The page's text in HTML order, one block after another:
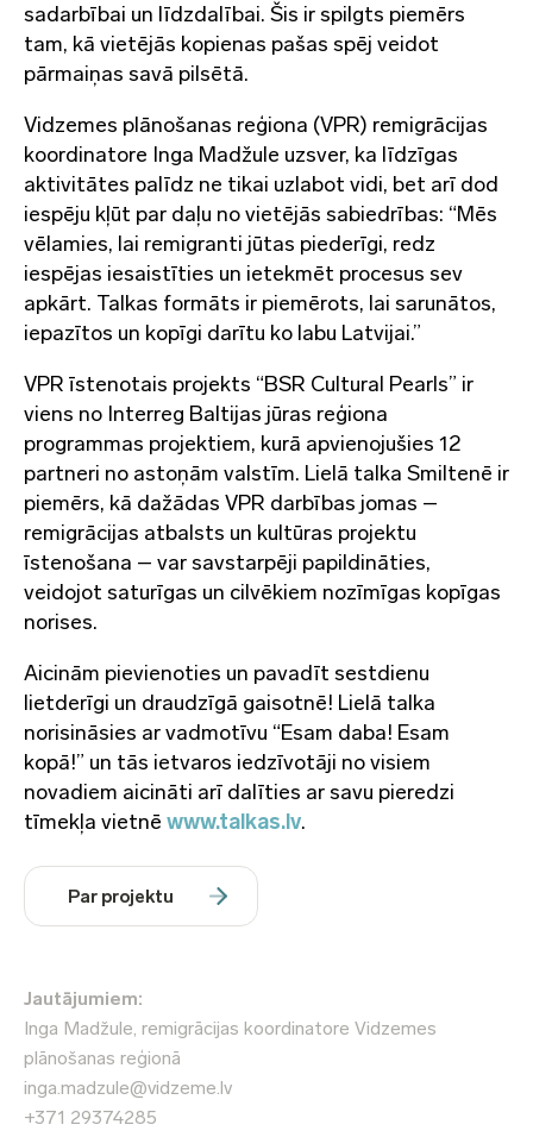
sadarbībai un līdzdalībai. Šis ir spilgts piemērs
tam, kā vietējās kopienas pašas spēj veidot
pārmaiņas savā pilsētā.
Vidzemes plānošanas reģiona (VPR) remigrācijas
koordinatore Inga Madžule uzsver, ka līdzīgas
aktivitātes palīdz ne tikai uzlabot vidi, bet arī dod
iespēju kļūt par daļu no vietējās sabiedrības: “Mēs
vēlamies, lai remigranti jūtas piederīgi, redz
iespējas iesaistīties un ietekmēt procesus sev
apkārt. Talkas formāts ir piemērots, lai sarunātos,
iepazītos un kopīgi darītu ko labu Latvijai.”
VPR īstenotais projekts “BSR Cultural Pearls” ir
viens no Interreg Baltijas jūras reģiona
programmas projektiem, kurā apvienojušies 12
partneri no astoņām valstīm. Lielā talka Smiltenē ir
piemērs, kā dažādas VPR darbības jomas –
remigrācijas atbalsts un kultūras projektu
īstenošana – var savstarpēji papildināties,
veidojot saturīgas un cilvēkiem nozīmīgas kopīgas
norises.
Aicinām pievienoties un pavadīt sestdienu
lietderīgi un draudzīgā gaisotnē! Lielā talka
norisināsies ar vadmotīvu “Esam daba! Esam
kopā!” un tās ietvaros iedzīvotāji no visiem
novadiem aicināti arī dalīties ar savu pieredzi
tīmekļa vietnē www.talkas.lv.
Par projektu
Jautājumiem:
Inga Madžule, remigrācijas koordinatore Vidzemes
plānošanas reģionā
inga.madzule@vidzeme.lv
+371 29374285